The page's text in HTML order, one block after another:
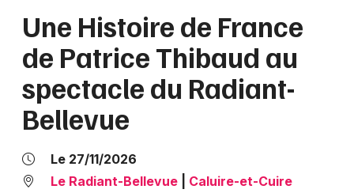
Grands événements
Activité & Expérience
Manifestations
Bordeaux
Colmar
Lille
Lyon
Marseille
Mulhouse
Une Histoire de France
de Patrice Thibaud au
spectacle du Radiant-
Bellevue
Le 27/11/2026
Le Radiant-Bellevue
Caluire-et-Cuire
Près de moi
Changer de lieu
Quand ?
Effacer les dates
Aujourd'hui
Demain Ce week-end Autre